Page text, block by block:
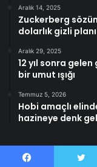
Aralık 14, 2025
Zuckerberg
dolarlık gizli planı
Aralık 29, 2025
12 yıl sonra
bir umut ışığı
Temmuz 5, 2026
Hobi amaçlı
hazineye denk